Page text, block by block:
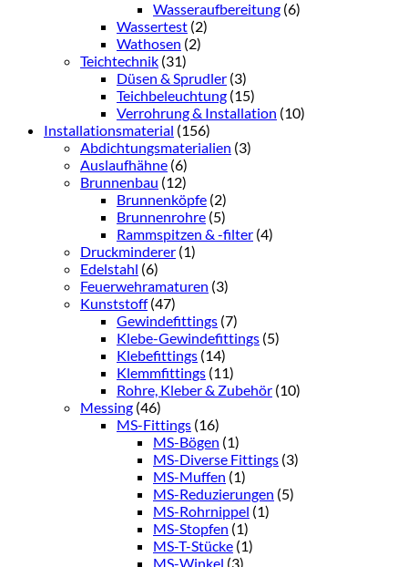
Wasseraufbereitung (6)
Wassertest (2)
Wathosen (2)
Teichtechnik (31)
Düsen & Sprudler (3)
Teichbeleuchtung (15)
Verrohrung & Installation (10)
Installationsmaterial (156)
Abdichtungsmaterialien (3)
Auslaufhähne (6)
Brunnenbau (12)
Brunnenköpfe (2)
Brunnenrohre (5)
Rammspitzen & -filter (4)
Druckminderer (1)
Edelstahl (6)
Feuerwehramaturen (3)
Kunststoff (47)
Gewindefittings (7)
Klebe-Gewindefittings (5)
Klebefittings (14)
Klemmfittings (11)
Rohre, Kleber & Zubehör (10)
Messing (46)
MS-Fittings (16)
MS-Bögen (1)
MS-Diverse Fittings (3)
MS-Muffen (1)
MS-Reduzierungen (5)
MS-Rohrnippel (1)
MS-Stopfen (1)
MS-T-Stücke (1)
MS-Winkel (3)